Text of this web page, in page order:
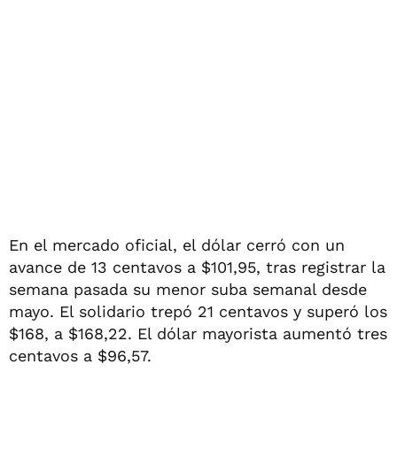
En el mercado oficial, el dólar cerró con un
avance de 13 centavos a $101,95, tras registrar la
semana pasada su menor suba semanal desde
mayo. El solidario trepó 21 centavos y superó los
$168, a $168,22. El dólar mayorista aumentó tres
centavos a $96,57.